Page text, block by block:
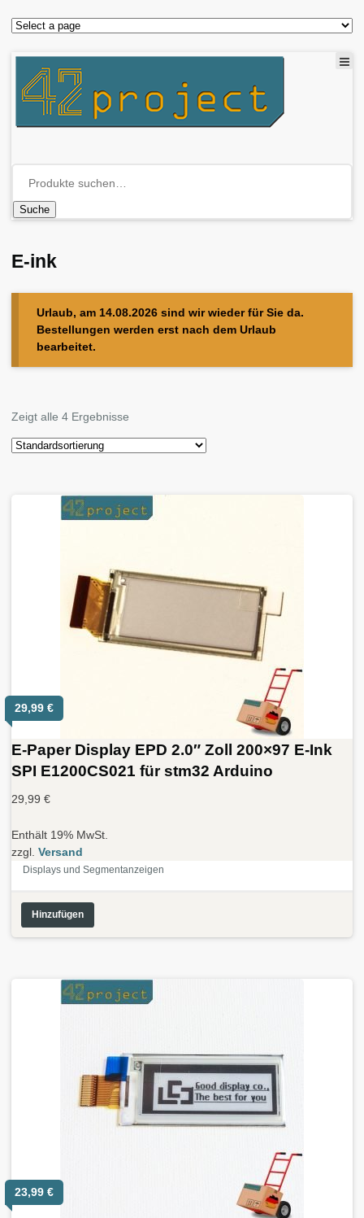
Suche
E-ink
Urlaub, am 14.08.2026 sind wir wieder für Sie da.
Bestellungen werden erst nach dem Urlaub
bearbeitet.
Zeigt alle 4 Ergebnisse
29,99 €
E-Paper Display EPD 2.0″ Zoll 200×97 E-Ink
SPI E1200CS021 für stm32 Arduino
29,99 €
Enthält 19% MwSt.
zzgl. Versand
Displays und Segmentanzeigen
Hinzufügen
23,99 €